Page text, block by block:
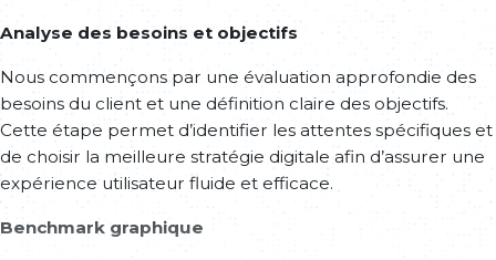
Analyse des besoins et objectifs
Nous commençons par une évaluation approfondie des
besoins du client et une définition claire des objectifs.
Cette étape permet d’identifier les attentes spécifiques et
de choisir la meilleure stratégie digitale afin d’assurer une
expérience utilisateur fluide et efficace.
Benchmark graphique